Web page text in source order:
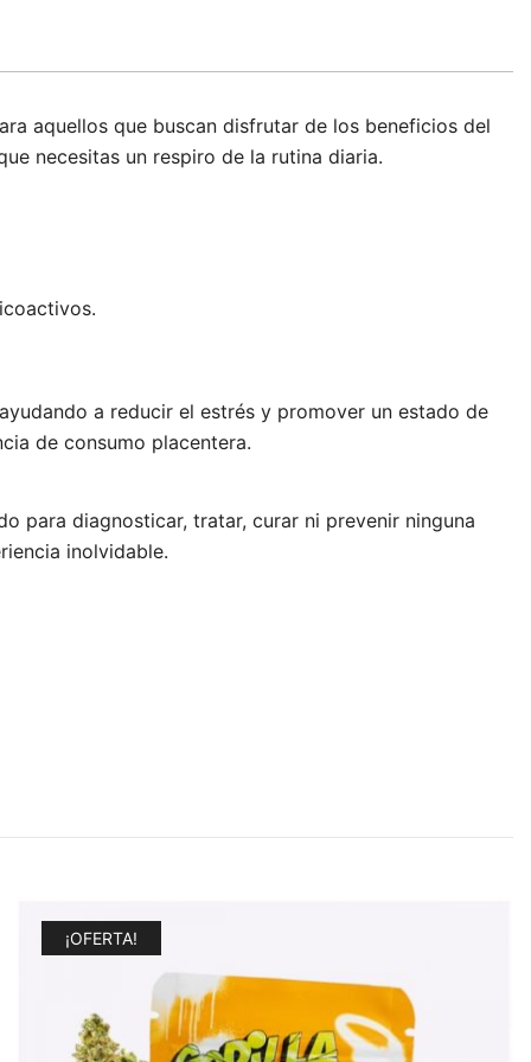
aquellos que buscan disfrutar de los beneficios del
necesitas un respiro de la rutina diaria.
a reducir el estrés y promover un estado de
de consumo placentera.
para diagnosticar, tratar, curar ni prevenir ninguna
inolvidable.
¡OFERTA!